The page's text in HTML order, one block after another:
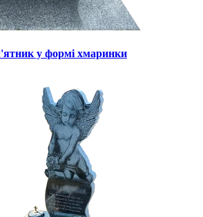
у формі хмаринки